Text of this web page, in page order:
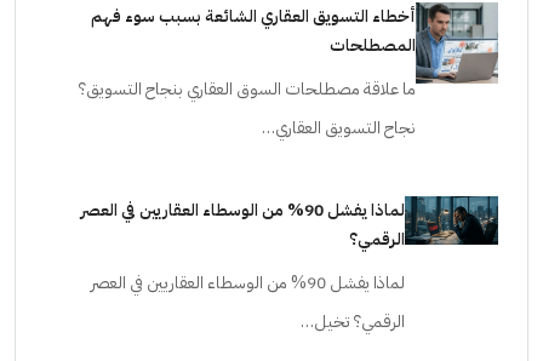
أخطاء التسويق العقاري الشائعة بسبب سوء فهم
المصطلحات
ما علاقة مصطلحات السوق العقاري بنجاح التسويق؟
نجاح التسويق العقاري…
لماذا يفشل 90% من الوسطاء العقاريين في العصر
الرقمي؟
لماذا يفشل 90% من الوسطاء العقاريين في العصر
الرقمي؟ تخيل…